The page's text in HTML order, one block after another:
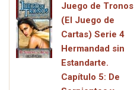
Juego de Tronos
(El Juego de
Cartas) Serie 4
Hermandad sin
Estandarte.
Capítulo 5: De